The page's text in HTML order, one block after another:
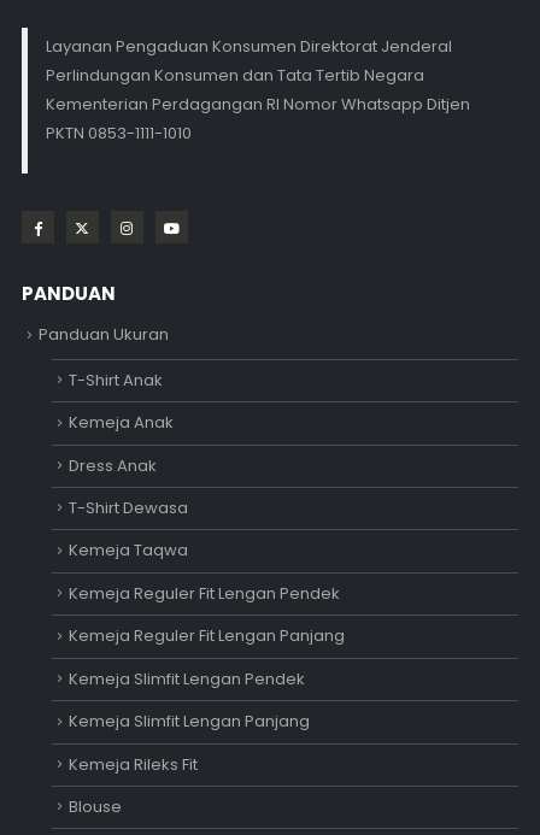
Layanan Pengaduan Konsumen Direktorat Jenderal
Perlindungan Konsumen dan Tata Tertib Negara
Kementerian Perdagangan RI Nomor Whatsapp Ditjen
PKTN 0853-1111-1010
PANDUAN
Panduan Ukuran
T-Shirt Anak
Kemeja Anak
Dress Anak
T-Shirt Dewasa
Kemeja Taqwa
Kemeja Reguler Fit Lengan Pendek
Kemeja Reguler Fit Lengan Panjang
Kemeja Slimfit Lengan Pendek
Kemeja Slimfit Lengan Panjang
Kemeja Rileks Fit
Blouse